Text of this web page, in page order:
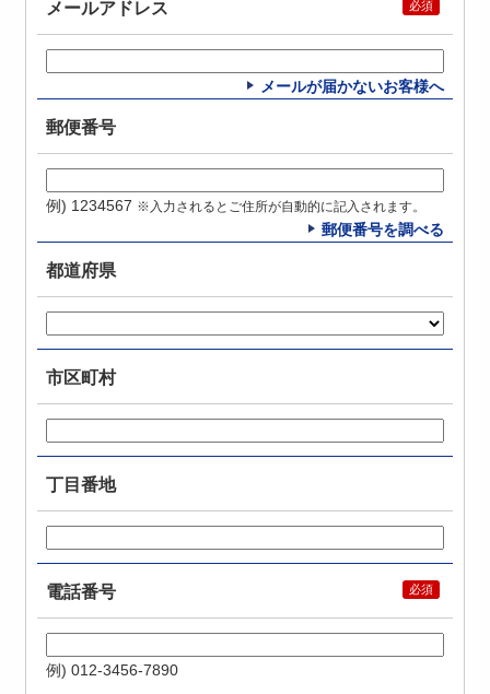
メールアドレス
メールが届かないお客様へ
郵便番号
例) 1234567 ※入力されるとご住所が自動的に記入されます。
郵便番号を調べる
都道府県
市区町村
丁目番地
電話番号
例) 012-3456-7890